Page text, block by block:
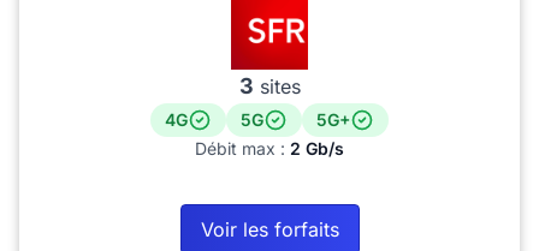
3 sites
4G 5G
5G+
Débit max : 2 Gb/s
Voir les forfaits